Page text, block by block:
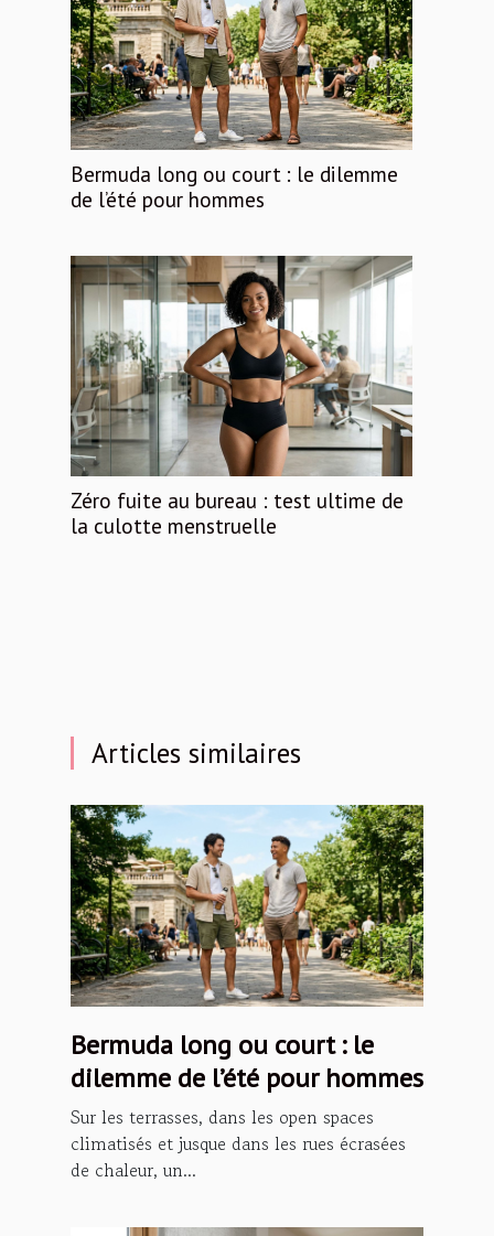
Bermuda long ou court : le dilemme
de l’été pour hommes
Zéro fuite au bureau : test ultime de
la culotte menstruelle
Articles similaires
Bermuda long ou court : le
dilemme de l’été pour hommes
Sur les terrasses, dans les open spaces
climatisés et jusque dans les rues écrasées
de chaleur, un...